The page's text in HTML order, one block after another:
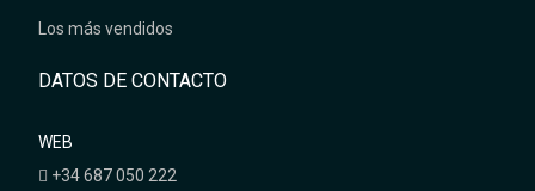
Los más vendidos
DATOS DE CONTACTO
WEB
+34 687 050 222